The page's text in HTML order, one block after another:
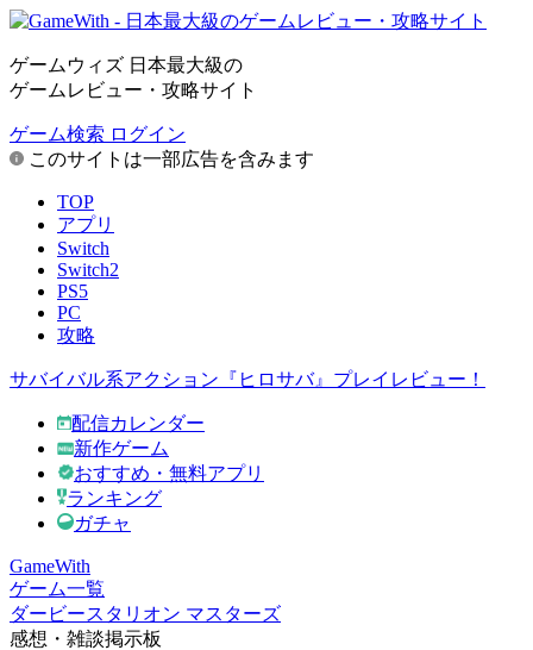
ゲームウィズ 日本最大級の
ゲームレビュー・攻略サイト
ゲーム検索 ログイン
このサイトは一部広告を含みます
TOP
アプリ
Switch
Switch2
PS5
PC
攻略
サバイバル系アクション『ヒロサバ』プレイレビュー！
配信カレンダー
新作ゲーム
おすすめ・無料アプリ
ランキング
ガチャ
GameWith
ゲーム一覧
ダービースタリオン マスターズ
感想・雑談掲示板